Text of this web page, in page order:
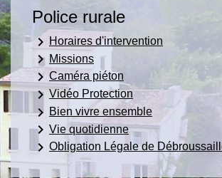
Police rurale
keyboard_arrow_right Horaires d'intervention
keyboard_arrow_right Missions
keyboard_arrow_right Caméra piéton
keyboard_arrow_right Vidéo Protection
keyboard_arrow_right Bien vivre ensemble
keyboard_arrow_right Vie quotidienne
keyboard_arrow_right Obligation Légale de